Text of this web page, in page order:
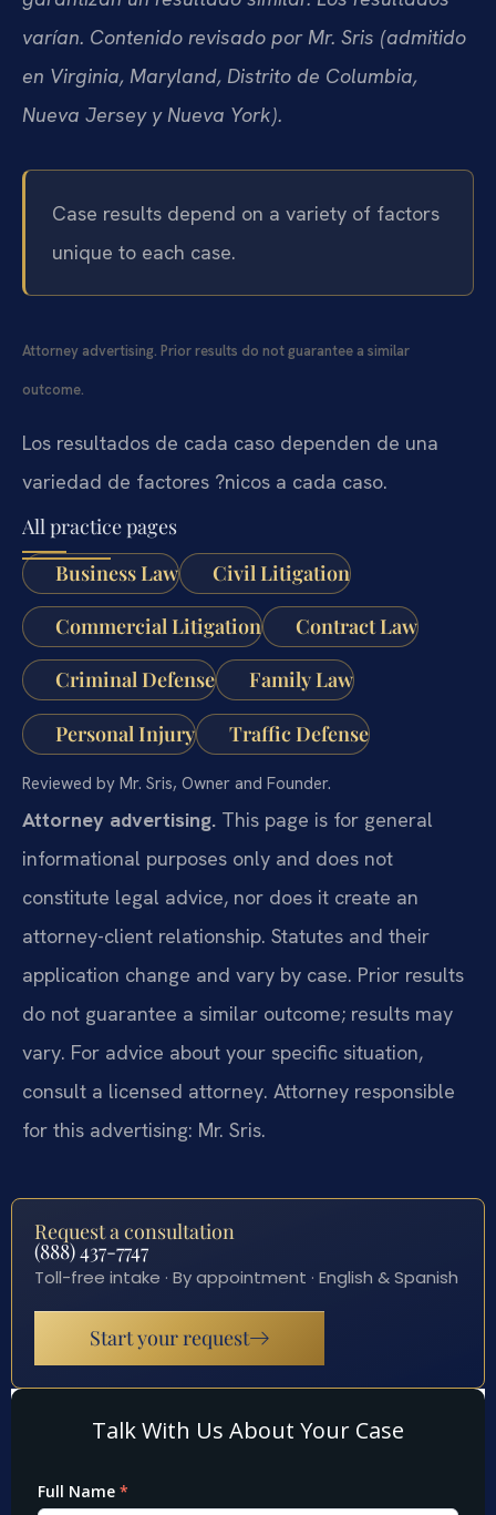
varían. Contenido revisado por Mr. Sris (admitido
en Virginia, Maryland, Distrito de Columbia,
Nueva Jersey y Nueva York).
Case results depend on a variety of factors
unique to each case.
Attorney advertising. Prior results do not guarantee a similar
outcome.
Los resultados de cada caso dependen de una
variedad de factores ?nicos a cada caso.
All practice pages
Business Law
Civil Litigation
Commercial Litigation Contract Law
Criminal Defense Family Law
Personal Injury Traffic Defense
Reviewed by Mr. Sris, Owner and Founder.
Attorney advertising. This page is for general
informational purposes only and does not
constitute legal advice, nor does it create an
attorney-client relationship. Statutes and their
application change and vary by case. Prior results
do not guarantee a similar outcome; results may
vary. For advice about your specific situation,
consult a licensed attorney. Attorney responsible
for this advertising: Mr. Sris.
Request a consultation
(888) 437-7747
Toll-free intake · By appointment · English & Spanish
Start your request